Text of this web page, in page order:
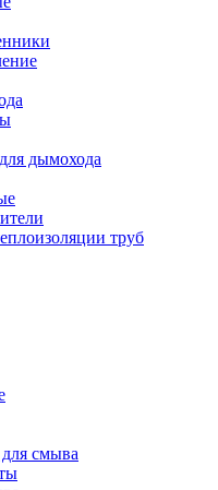
дымохода
труб
смыва